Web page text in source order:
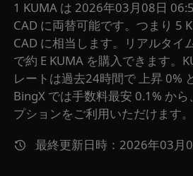
1 KUMA は 2026年03月08日
CAD に両替可能です。つまり 5
CAD に相当します。リアルタイ
で約 E KUMA を購入できます。
レートは過去24時間で 上昇 0%
BingX では手数料最安 0.1% か
プションをご利用いただけます。
最終更新日時：2026年03月